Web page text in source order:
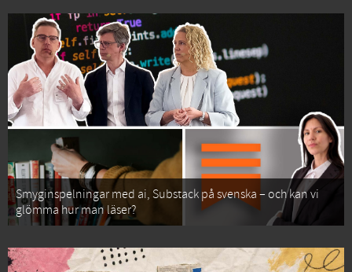
Smyginspelningar med ai, Substack på svenska – och kan vi
glömma hur man läser?